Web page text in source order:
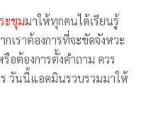
ะชุมมาให้ทุกคนได้เรียนรู้
เราต้องการที่จะขัดจังหวะ
ต้องการตั้งคำถาม ควร
วันนี้แอดมินรวบรวมมาให้